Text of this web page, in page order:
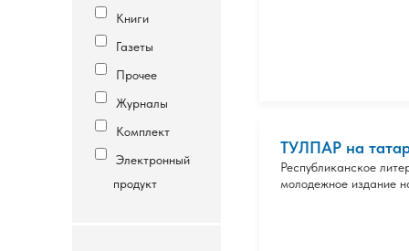
Книги
Газеты
Прочее
Журналы
Комплект
Электронный
продукт
ТУЛПАР на
Республиканское
молодежное издание